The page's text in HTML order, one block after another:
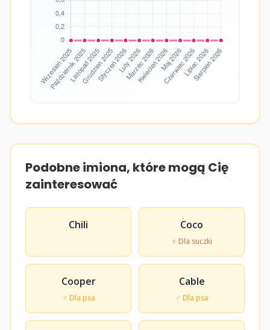
Podobne imiona, które mogą Cię
zainteresować
Chili Coco
♀ Dla suczki
Cooper
♂ Dla psa
Cable
♂ Dla psa